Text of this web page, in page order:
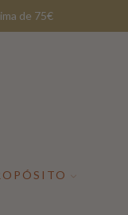
de 75€